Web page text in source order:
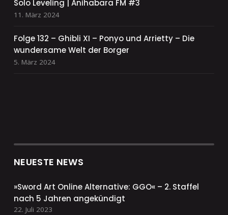
Solo Leveling | Anihabara FM #3
11. März 2024
Folge 132 – Ghibli XI – Ponyo und Arrietty – Die
wundersame Welt der Borger
5. März 2024
NEUESTE NEWS
»Sword Art Online Alternative: GGO« – 2. Staffel
nach 5 Jahren angekündigt
22. Juli 2023